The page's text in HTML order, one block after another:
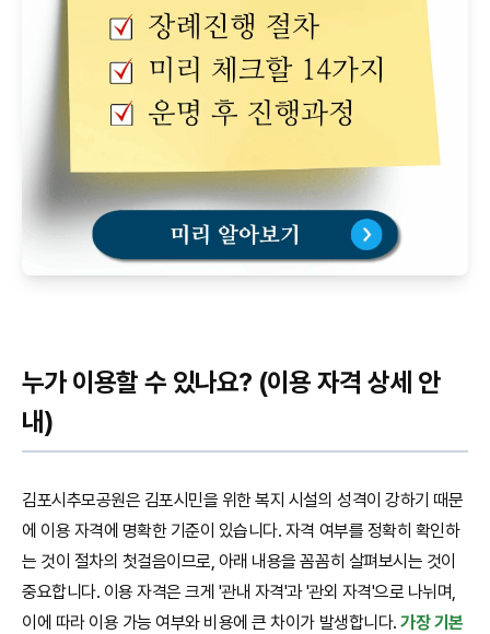
누가 이용할 수 있나요? (이용 자격 상세 안
내)
김포시추모공원은 김포시민을 위한 복지 시설의 성격이 강하기 때문
에 이용 자격에 명확한 기준이 있습니다. 자격 여부를 정확히 확인하
는 것이 절차의 첫걸음이므로, 아래 내용을 꼼꼼히 살펴보시는 것이
중요합니다. 이용 자격은 크게 '관내 자격'과 '관외 자격'으로 나뉘며,
이에 따라 이용 가능 여부와 비용에 큰 차이가 발생합니다.가장 기본